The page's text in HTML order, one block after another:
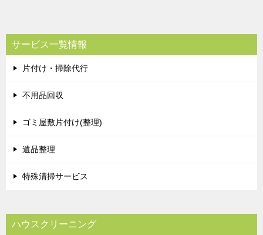
ビ
ゲ
ー
シ
サービス一覧情報
片付け・掃除代行
不用品回収
ゴミ屋敷片付け(整理)
遺品整理
特殊清掃サービス
ハウスクリーニング